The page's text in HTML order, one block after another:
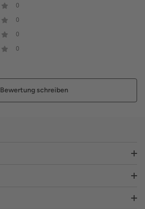
0
0
0
0
Bewertung schreiben